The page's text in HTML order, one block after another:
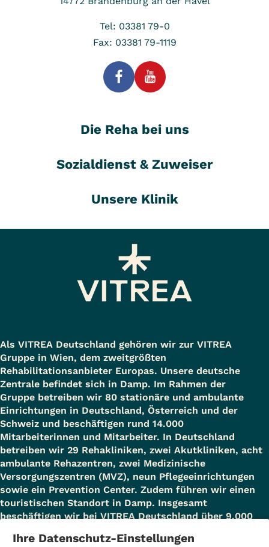
Tel: 03381 79-0
Fax: 03381 79-1119
Die Reha bei uns
Sozialdienst & Zuweiser
Unsere Klinik
Als VITREA Deutschland gehören wir zur VITREA
Gruppe in Wien, dem zweitgrößten
Rehabilitationsanbieter Europas. Unsere deutsche
Zentrale befindet sich in Damp. Im Rahmen der
Gruppe betreiben wir 80 stationäre und ambulante
Einrichtungen in Deutschland, Österreich und der
Schweiz und beschäftigen rund 14.000
Mitarbeiterinnen und Mitarbeiter. In Deutschland
betreiben wir 29 Rehakliniken, zwei Akutkliniken, acht
ambulante Rehazentren, zwei Medizinische
Versorgungszentren (MVZ), neun Pflegeeinrichtungen
sowie ein Prevention Center. Zudem führen wir einen
touristischen Standort in Damp. Insgesamt
beschäftigen wir bei VITREA Deutschland über 9.000
Ihre Datenschutz-Einstellungen